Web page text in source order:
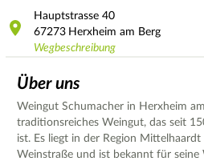
Hauptstrasse 40
67273 Herxheim am Berg
Wegbeschreibung
Über uns
Weingut Schumacher in Herxheim
traditionsreiches Weingut, das seit
ist. Es liegt in der Region
Weinstraße und ist bekannt für seine